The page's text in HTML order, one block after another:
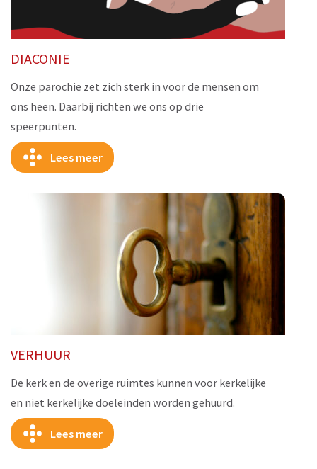
DIACONIE
Onze parochie zet zich sterk in voor de mensen om
ons heen. Daarbij richten we ons op drie
speerpunten.
Lees meer
VERHUUR
De kerk en de overige ruimtes kunnen voor kerkelijke
en niet kerkelijke doeleinden worden gehuurd.
Lees meer